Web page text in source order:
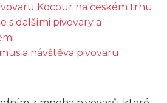
Kocour na českém trhu
s dalšími pivovary a
a návštěva pivovaru